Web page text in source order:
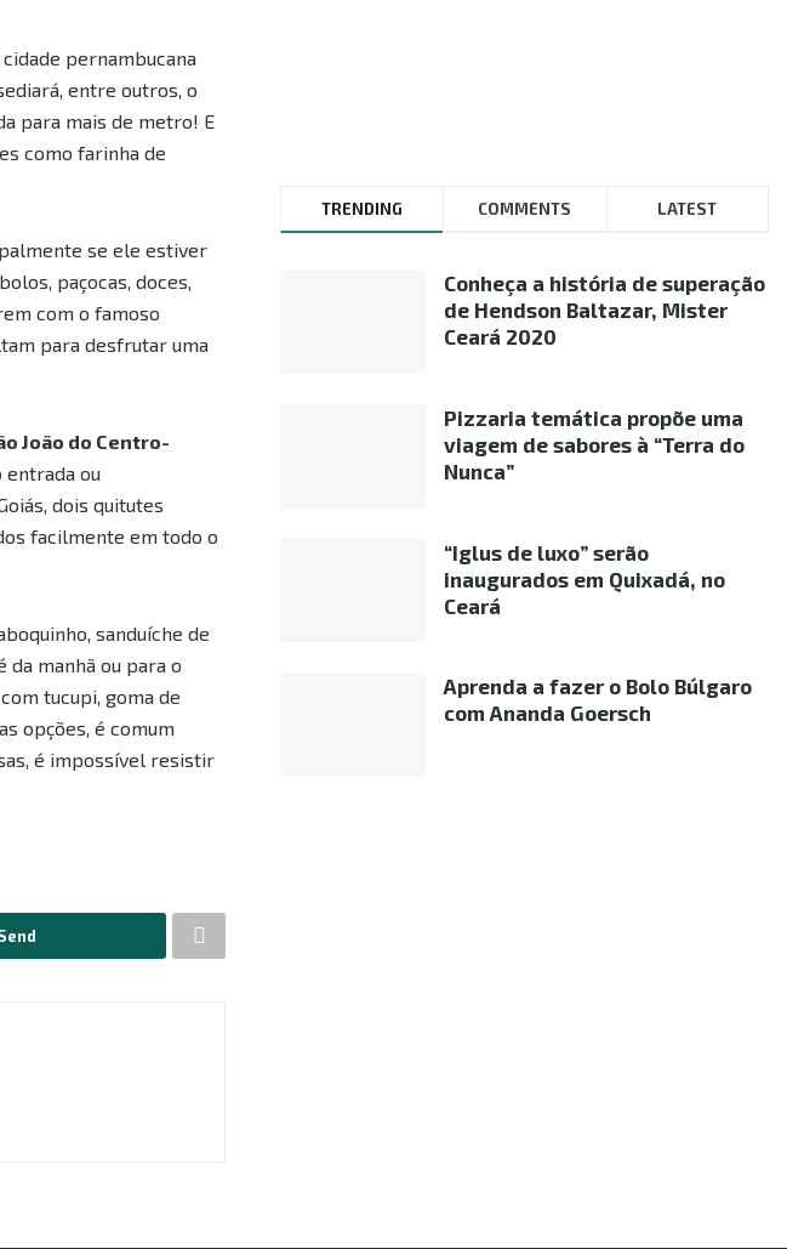
pernambucana
entre outros, o
para mais de metro! E
como farinha de
se ele estiver
paçocas, doces,
com o famoso
para desfrutar uma
João do Centro-
entrada ou
dois quitutes
facilmente em todo o
sanduíche de
manhã ou para o
tucupi, goma de
opções, é comum
é impossível resistir
TRENDING COMMENTS LATEST
Conheça a história de superação
de Hendson Baltazar, Mister
Ceará 2020
Pizzaria temática propõe uma
viagem de sabores à “Terra do
Nunca”
“Iglus de luxo” serão
inaugurados em Quixadá, no
Ceará
Aprenda a fazer o Bolo Búlgaro
com Ananda Goersch